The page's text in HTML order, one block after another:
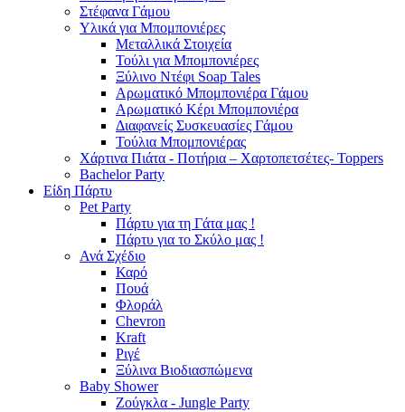
Στέφανα Γάμου
Υλικά για Μπομπονιέρες
Μεταλλικά Στοιχεία
Τούλι για Μπομπονιέρες
Ξύλινο Ντέφι Soap Tales
Αρωματικό Μπομπονιέρα Γάμου
Αρωματικό Κέρι Μπομπονιέρα
Διαφανείς Συσκευασίες Γάμου
Τούλια Μπομπονιέρας
Χάρτινα Πιάτα - Ποτήρια – Χαρτοπετσέτες- Toppers
Bachelor Party
Είδη Πάρτυ
Pet Party
Πάρτυ για τη Γάτα μας !
Πάρτυ για το Σκύλο μας !
Ανά Σχέδιο
Καρό
Πουά
Φλοράλ
Chevron
Kraft
Ριγέ
Ξύλινα Βιοδιασπώμενα
Baby Shower
Ζούγκλα - Jungle Party